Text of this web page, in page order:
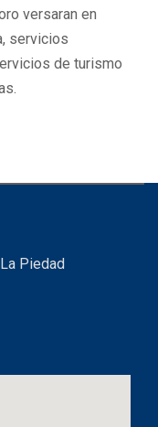
versaran en
servicios
de turismo
Piedad